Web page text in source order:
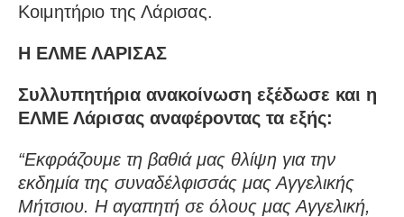
Κοιμητήριο της Λάρισας.
Η ΕΛΜΕ ΛΑΡΙΣΑΣ
Συλλυπητήρια ανακοίνωση εξέδωσε και η
ΕΛΜΕ Λάρισας αναφέροντας τα εξής:
“Εκφράζουμε τη βαθιά μας θλίψη για την
εκδημία της συναδέλφισσάς μας Αγγελικής
Μήτσιου. Η αγαπητή σε όλους μας Αγγελική,